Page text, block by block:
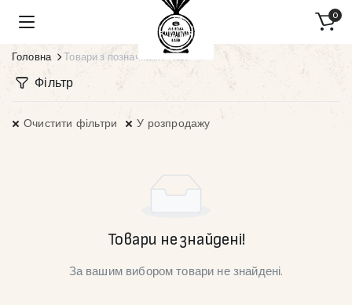
0
Головна Товари з позначками “чай”
Фільтр
Очистити фільтри У розпродажу
Товари не знайдені!
За вашим вибором товари не знайдені.